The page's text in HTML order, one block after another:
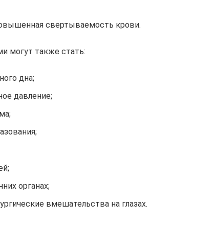
свертываемость крови.
могут также стать:
дна;
давление;
органах;
вмешательства на глазах.